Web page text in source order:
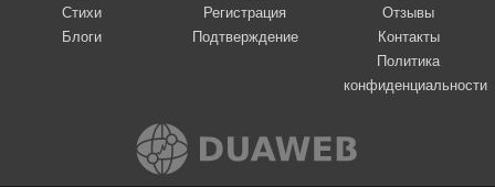
Стихи
Блоги
Регистрация
Подтверждение
Отзывы
Контакты
Политика
конфиденциальности